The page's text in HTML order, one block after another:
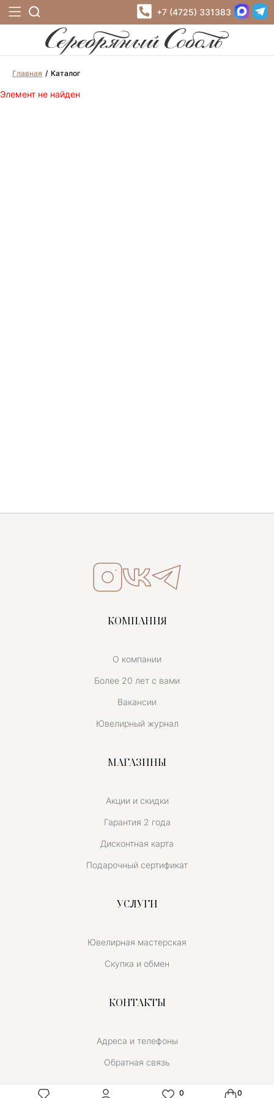
+7 (4725) 331383
Главная Каталог
Элемент не найден
КОМПАНИЯ
О компании
Более 20 лет с вами
Вакансии
Ювелирный журнал
МАГАЗИНЫ
Акции и скидки
Гарантия 2 года
Дисконтная карта
Подарочный сертификат
УСЛУГИ
Ювелирная мастерская
Скупка и обмен
КОНТАКТЫ
Адреса и телефоны
Обратная связь